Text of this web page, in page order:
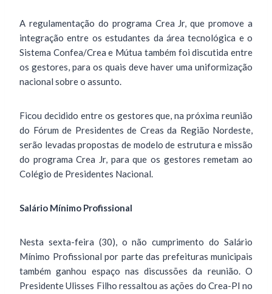
A regulamentação do programa Crea Jr, que promove a
integração entre os estudantes da área tecnológica e o
Sistema Confea/Crea e Mútua também foi discutida entre
os gestores, para os quais deve haver uma uniformização
nacional sobre o assunto.
Ficou decidido entre os gestores que, na próxima reunião
do Fórum de Presidentes de Creas da Região Nordeste,
serão levadas propostas de modelo de estrutura e missão
do programa Crea Jr, para que os gestores remetam ao
Colégio de Presidentes Nacional.
Salário Mínimo Profissional
Nesta sexta-feira (30), o não cumprimento do Salário
Mínimo Profissional por parte das prefeituras municipais
também ganhou espaço nas discussões da reunião. O
Presidente Ulisses Filho ressaltou as ações do Crea-PI no